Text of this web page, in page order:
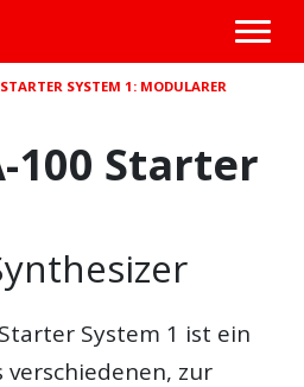
SYSTEM 1: MODULARER
100 Starter
System 1 ist ein
zur